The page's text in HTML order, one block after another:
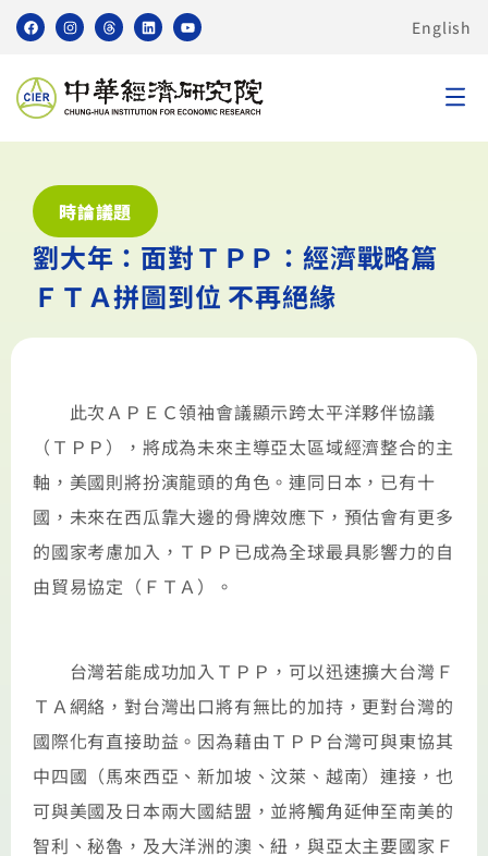
English
時論議題
劉大年：面對ＴＰＰ：經濟戰略篇
ＦＴＡ拼圖到位 不再絕緣
此次ＡＰＥＣ領袖會議顯示跨太平洋夥伴協議
（ＴＰＰ），將成為未來主導亞太區域經濟整合的主
軸，美國則將扮演龍頭的角色。連同日本，已有十
國，未來在西瓜靠大邊的骨牌效應下，預估會有更多
的國家考慮加入，ＴＰＰ已成為全球最具影響力的自
由貿易協定（ＦＴＡ）。
台灣若能成功加入ＴＰＰ，可以迅速擴大台灣Ｆ
ＴＡ網絡，對台灣出口將有無比的加持，更對台灣的
國際化有直接助益。因為藉由ＴＰＰ台灣可與東協其
中四國（馬來西亞、新加坡、汶萊、越南）連接，也
可與美國及日本兩大國結盟，並將觸角延伸至南美的
智利、秘魯，及大洋洲的澳、紐，與亞太主要國家Ｆ